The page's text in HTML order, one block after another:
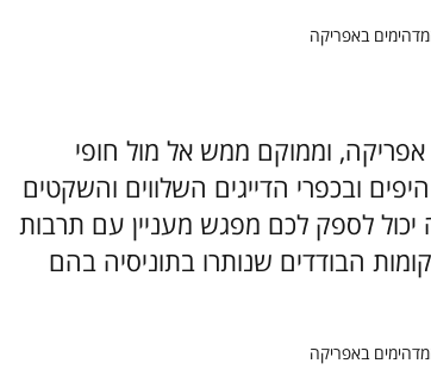
אפריקה, וממוקם ממש אל מול חופי
ובכפרי הדייגים השלווים והשקטים
יכול לספק לכם מפגש מעניין עם תרבות
הבודדים שנותרו בתוניסיה בהם